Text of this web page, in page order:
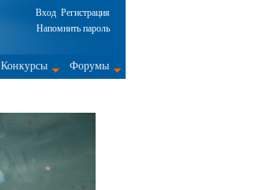
Вход Регистрация
Напомнить пароль
Конкурсы Форумы